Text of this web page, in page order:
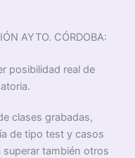
AYTO. CÓRDOBA:
posibilidad real de
clases grabadas,
de tipo test y casos
también otros